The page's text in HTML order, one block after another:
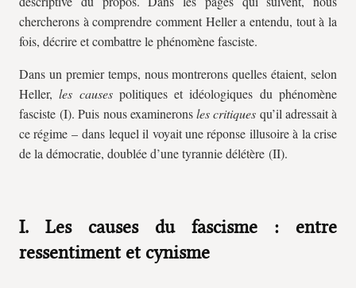
chercherons à comprendre comment Heller a entendu, tout à la
fois, décrire et combattre le phénomène fasciste.
Dans un premier temps, nous montrerons quelles étaient, selon
Heller,les causespolitiques et idéologiques du phénomène
fasciste (I). Puis nous examineronsles critiques qu’il adressait à
ce régime – dans lequel il voyait une réponse illusoire à la crise
de la démocratie, doublée d’une tyrannie délétère (II).
I. Les causes du fascisme : entre
ressentiment et cynisme